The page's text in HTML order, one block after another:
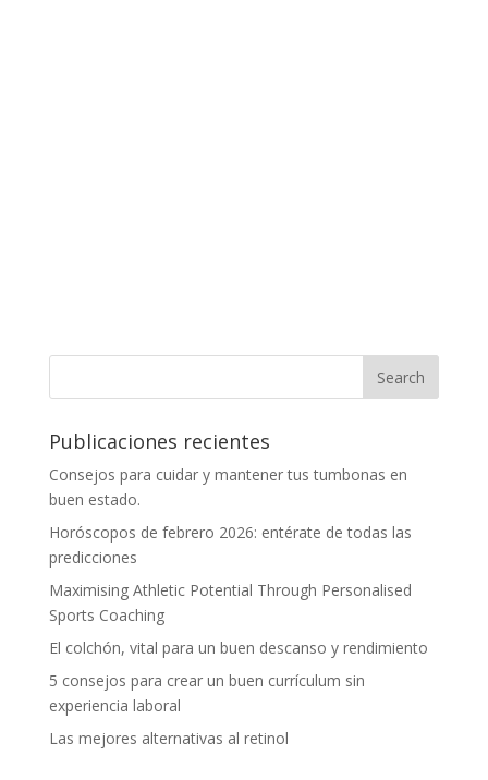
Publicaciones recientes
Consejos para cuidar y mantener tus tumbonas en
buen estado.
Horóscopos de febrero 2026: entérate de todas las
predicciones
Maximising Athletic Potential Through Personalised
Sports Coaching
El colchón, vital para un buen descanso y rendimiento
5 consejos para crear un buen currículum sin
experiencia laboral
Las mejores alternativas al retinol